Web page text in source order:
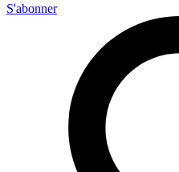
S'abonner